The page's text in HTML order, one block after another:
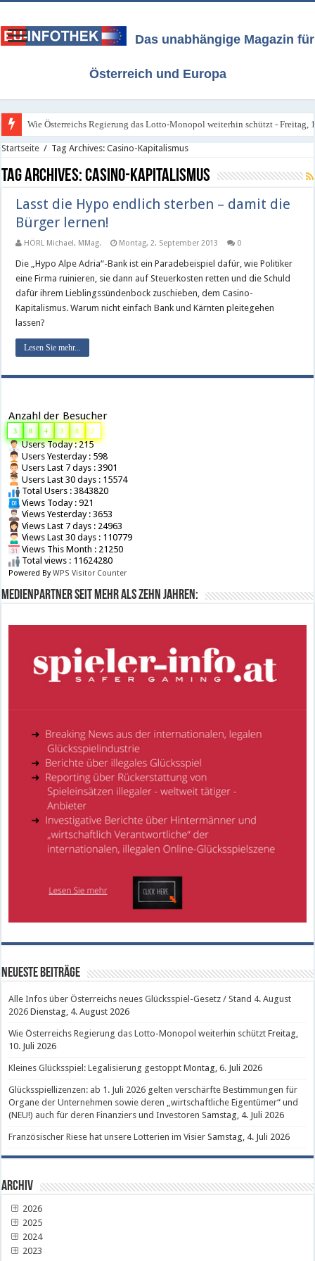
Das unabhängige Magazin für
Österreich und Europa
Wie Österreichs Regierung das Lotto-Monopol weiterhin schützt - Freitag,
Startseite / Tag Archives: Casino-Kapitalismus
Tag Archives:Casino-Kapitalismus
Lasst die Hypo endlich sterben – damit die
Bürger lernen!
HÖRL Michael, MMag. Montag, 2. September 2013 0
Die „Hypo Alpe Adria“-Bank ist ein Paradebeispiel dafür, wie Politiker
eine Firma ruinieren, sie dann auf Steuerkosten retten und die Schuld
dafür ihrem Lieblingssündenbock zuschieben, dem Casino-
Kapitalismus. Warum nicht einfach Bank und Kärnten pleitegehen
lassen?
Lesen Sie mehr...
Anzahl der Besucher
3 8 4 3 8 2
Users Today : 215
Users Yesterday : 598
Users Last 7 days : 3901
Users Last 30 days : 15574
Total Users : 3843820
Views Today : 921
Views Yesterday : 3653
Views Last 7 days : 24963
Views Last 30 days : 110779
Views This Month : 21250
Total views : 11624280
Powered ByWPS Visitor Counter
Medienpartner seit mehr als zehn Jahren:
Neueste Beiträge
Alle Infos über Österreichs neues Glücksspiel-Gesetz / Stand 4. August
2026 Dienstag, 4. August 2026
Wie Österreichs Regierung das Lotto-Monopol weiterhin schützt Freitag,
10. Juli 2026
Kleines Glücksspiel: Legalisierung gestoppt Montag, 6. Juli 2026
Glücksspiellizenzen: ab 1. Juli 2026 gelten verschärfte Bestimmungen für
Organe der Unternehmen sowie deren „wirtschaftliche Eigentümer“ und
(NEU!) auch für deren Finanziers und Investoren Samstag, 4. Juli 2026
Französischer Riese hat unsere Lotterien im Visier Samstag, 4. Juli 2026
Archiv
2026
2025
2024
2023